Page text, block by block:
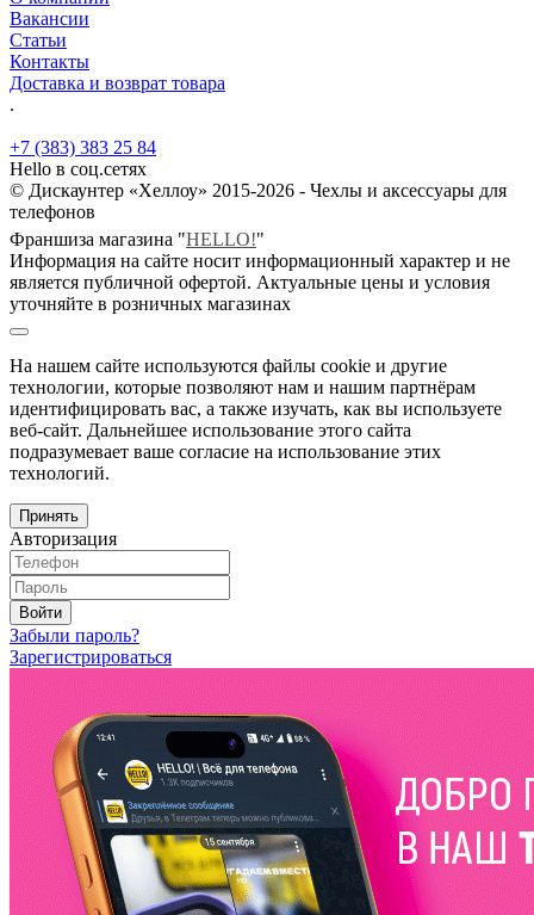
Вакансии
Статьи
Контакты
Доставка и возврат товара
.
+7 (383) 383 25 84
Hello в соц.сетях
© Дискаунтер «Хеллоу» 2015-2026 - Чехлы и аксессуары для
телефонов
Франшиза магазина "HELLO!"
Информация на сайте носит информационный характер и не
является публичной офертой. Актуальные цены и условия
уточняйте в розничных магазинах
На нашем сайте используются файлы cookie и другие
технологии, которые позволяют нам и нашим партнёрам
идентифицировать вас, а также изучать, как вы используете
веб-сайт. Дальнейшее использование этого сайта
подразумевает ваше согласие на использование этих
технологий.
Принять
Авторизация
Войти
Забыли пароль?
Зарегистрироваться